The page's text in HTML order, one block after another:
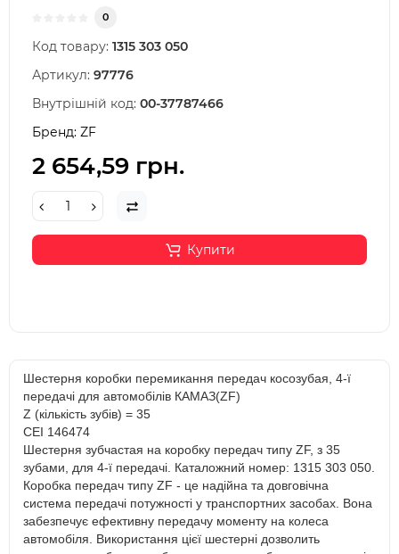
0
Код товару: 1315 303 050
Артикул: 97776
Внутрішній код: 00-37787466
Бренд: ZF
2 654,59 грн.
Купити
Шестерня коробки перемикання передач косозубая, 4-ї
передачі для автомобілів КАМАЗ(ZF)
Z (кількість зубів) = 35
CEI 146474
Шестерня зубчастая на коробку передач типу ZF, з 35
зубами, для 4-ї передачі. Каталожний номер: 1315 303 050.
Коробка передач типу ZF - це надійна та довговічна
система передачі потужності у транспортних засобах. Вона
забезпечує ефективну передачу моменту на колеса
автомобіля. Використання цієї шестерні дозволить